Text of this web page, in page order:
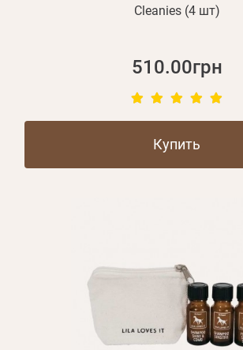
Оптовым клиентам
+380 (95) 095-00-05
Cleanies (4 шт)
510.00грн
Купить